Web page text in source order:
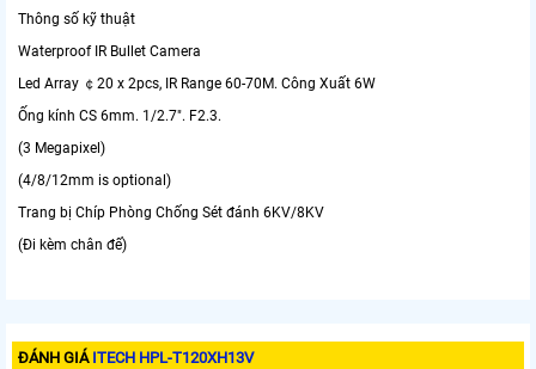
Thông số kỹ thuật
Waterproof IR Bullet Camera
Led Array ￠20 x 2pcs, IR Range 60-70M. Công Xuất 6W
Ống kính CS 6mm. 1/2.7". F2.3.
(3 Megapixel)
(4/8/12mm is optional)
Trang bị Chíp Phòng Chống Sét đánh 6KV/8KV
(Đi kèm chân đế)
ĐÁNH GIÁ ITECH HPL-T120XH13V